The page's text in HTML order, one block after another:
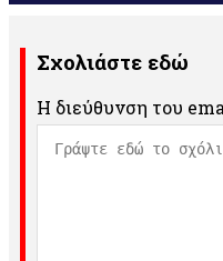
Σχολιάστε εδώ
Η διεύθυνση του